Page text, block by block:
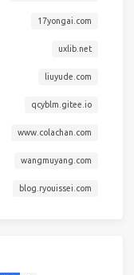
17yongai.com
uxlib.net
liuyude.com
qcyblm.gitee.io
www.colachan.com
wangmuyang.com
blog.ryouissei.com